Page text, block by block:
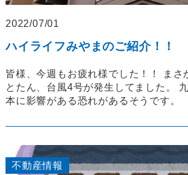
2022/07/01
ハイライフみやまのご紹介！！
皆様、今週もお疲れ様でした！！ まさ
とたん、台風4号が発生してました。
本に影響がある恐れがあるそうです
不動産情報